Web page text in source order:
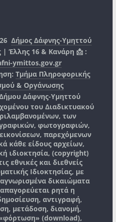
Δήμος Δάφνης-Υμηττού
| Έλλης 16 & Κανάρη 📩 :
ymittos.gov.gr
Τμήμα Πληροφορικής
& Οργάνωσης
Δάφνης-Υμηττού
του Διαδικτυακού
των
φωτογραφιών,
παρεχόμενων
κάθε είδους αρχείων,
ιδιοκτησία, (copyright)
εθνικές και διεθνείς
Ιδιοκτησίας, με
δικαιώματα
ρητά η
αντιγραφή,
μετάδοση, διανομή,
(download),